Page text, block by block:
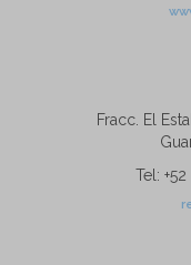
Fracc. El
Tel: